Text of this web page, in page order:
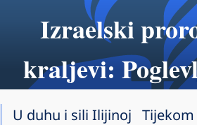
Izraelski
kraljevi:
U duhu i sili Ilijinoj Tijekom